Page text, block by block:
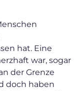
hat. Eine
war, sogar
der Grenze
doch haben